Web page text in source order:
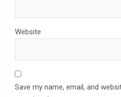
Website
Save my name, email, and